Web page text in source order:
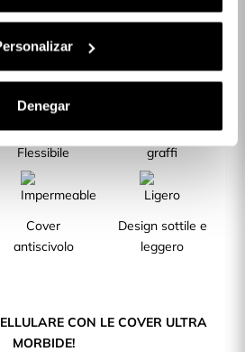
Denegar
DEL PRODOTTO
Silicone
Flessibile
Resiste a urti e
graffi
Cover
antiscivolo
Design sottile e
leggero
CON LE COVER ULTRA
MORBIDE!